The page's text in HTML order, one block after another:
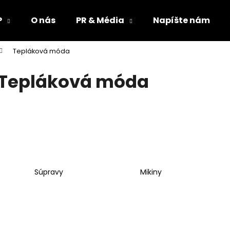
O nás PR & Média Napíšte nám
Tepláková móda
móda
Súpravy Mikiny
Čo potrebujete nájsť?